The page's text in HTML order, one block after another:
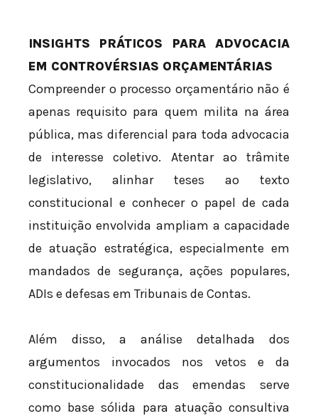
INSIGHTS PRÁTICOS PARA ADVOCACIA
EM CONTROVÉRSIAS ORÇAMENTÁRIAS
Compreender o processo orçamentário não é
apenas requisito para quem milita na área
pública, mas diferencial para toda advocacia
de interesse coletivo. Atentar ao trâmite
legislativo, alinhar teses ao texto
constitucional e conhecer o papel de cada
instituição envolvida ampliam a capacidade
de atuação estratégica, especialmente em
mandados de segurança, ações populares,
ADIs e defesas em Tribunais de Contas.
Além disso, a análise detalhada dos
argumentos invocados nos vetos e da
constitucionalidade das emendas serve
como base sólida para atuação consultiva